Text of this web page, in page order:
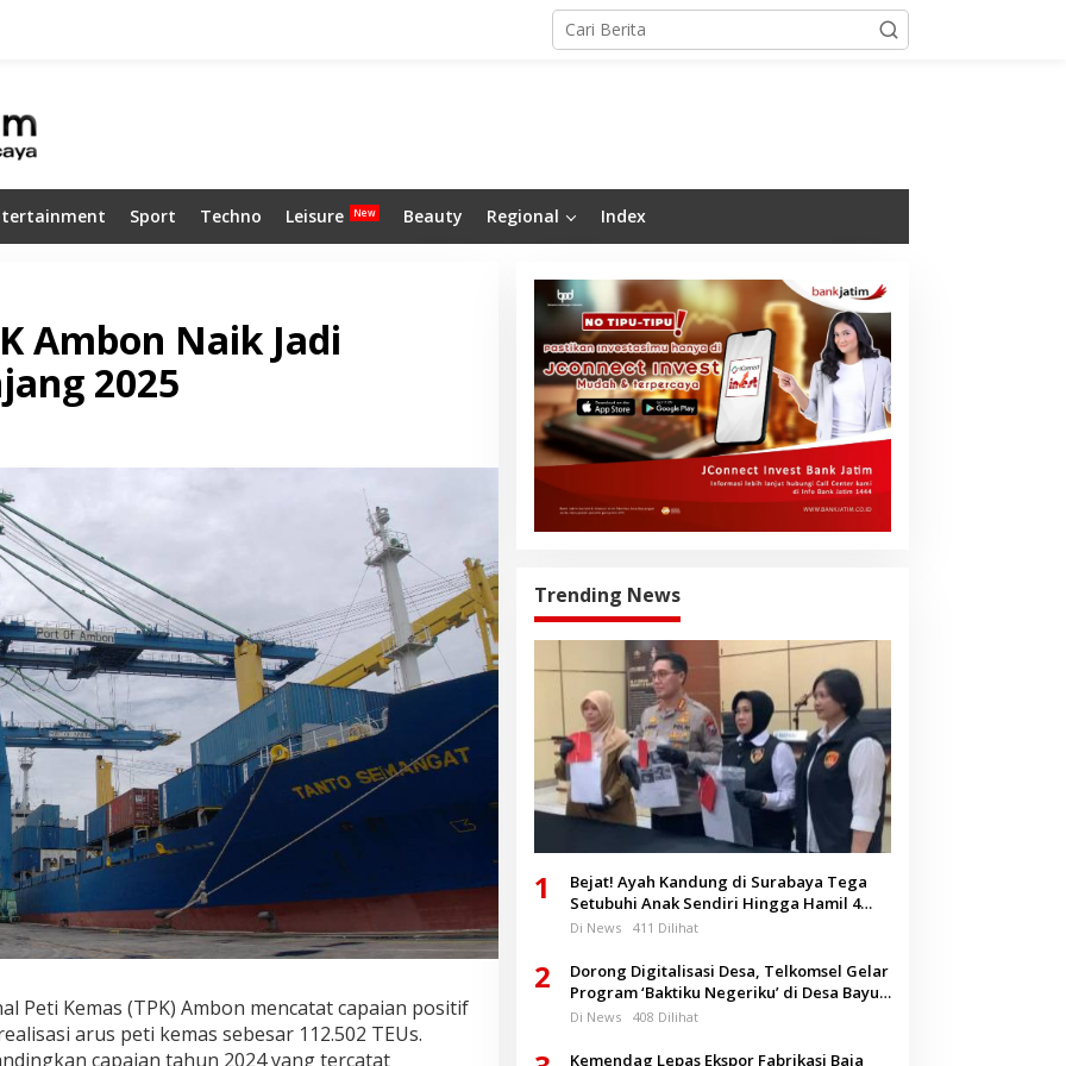
Sport Techno Leisure Beauty Regional Index
Ambon Naik Jadi
2025
Peti Kemas (TPK) Ambon mencatat capaian positif
arus peti kemas sebesar 112.502 TEUs.
capaian tahun 2024 yang tercatat
Trending News
1
Bejat! Ayah Kandung di Surabaya Tega
Setubuhi Anak Sendiri Hingga Hamil 4
Bulan
Di News 411 Dilihat
2
Dorong Digitalisasi Desa, Telkomsel Gelar
Program ‘Baktiku Negeriku’ di Desa Bayu
Banyuwangi
Di News 408 Dilihat
Kemendag Lepas Ekspor Fabrikasi Baja